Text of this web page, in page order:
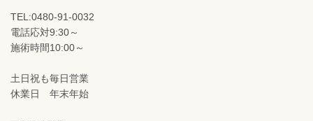
TEL:0480-91-0032
電話応対9:30～
施術時間10:00～
土日祝も毎日営業
休業日 年末年始